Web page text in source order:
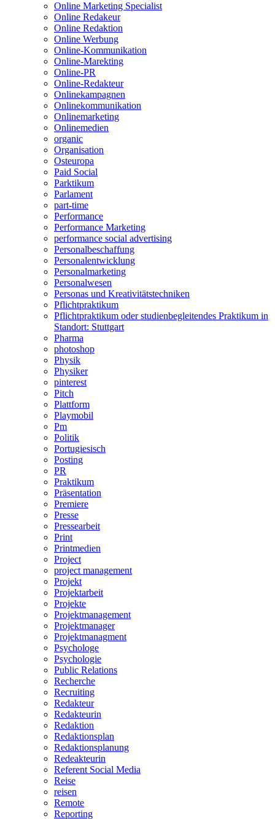
Online Marketing Specialist
Online Redakeur
Online Redaktion
Online Werbung
Online-Kommunikation
Online-Marekting
Online-PR
Online-Redakteur
Onlinekampagnen
Onlinekommunikation
Onlinemarketing
Onlinemedien
organic
Organisation
Osteuropa
Paid Social
Parktikum
Parlament
part-time
Performance
Performance Marketing
performance social advertising
Personalbeschaffung
Personalentwicklung
Personalmarketing
Personalwesen
Personas und Kreativitätstechniken
Pflichtpraktikum
Pflichtpraktikum oder studienbegleitendes Praktikum in
Standort: Stuttgart
Pharma
photoshop
Physik
Physiker
pinterest
Pitch
Plattform
Playmobil
Pm
Politik
Portugiesisch
Posting
PR
Praktikum
Präsentation
Premiere
Presse
Pressearbeit
Print
Printmedien
Project
project management
Projekt
Projektarbeit
Projekte
Projektmanagement
Projektmanager
Projektmanagment
Psychologe
Psychologie
Public Relations
Recherche
Recruiting
Redakteur
Redakteurin
Redaktion
Redaktionsplan
Redaktionsplanung
Redeakteurin
Referent Social Media
Reise
reisen
Remote
Reporting